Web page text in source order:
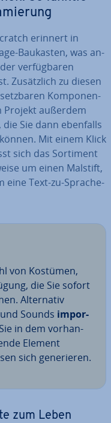
erinnert in
Baukasten, was an­
ver­füg­ba­ren
Zu­sätz­lich zu diesen
Kom­po­nen­
Projekt außerdem
Sie dann ebenfalls
Mit einem Klick
sich das Sortiment
um einen Malstift,
eine Text-zu-Sprache-
von Kostümen,
die Sie sofort
Al­ter­na­tiv
Sounds im­por­
in dem vor­han­
Element
sich ge­ne­rie­ren.
zum Leben